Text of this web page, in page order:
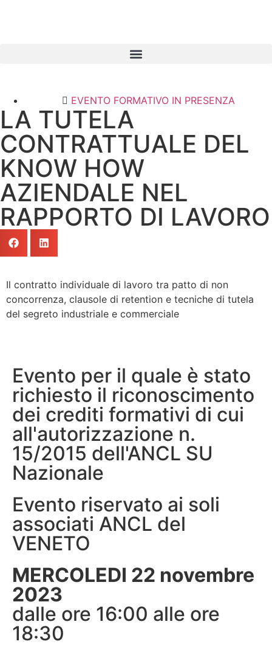
EVENTO FORMATIVO IN PRESENZA
LA TUTELA
CONTRATTUALE DEL
KNOW HOW
AZIENDALE NEL
RAPPORTO DI LAVORO
Il contratto individuale di lavoro tra patto di non
concorrenza, clausole di retention e tecniche di tutela
del segreto industriale e commerciale
Evento per il quale è stato
richiesto il riconoscimento
dei crediti formativi di cui
all'autorizzazione n.
15/2015 dell'ANCL SU
Nazionale
Evento riservato ai soli
associati ANCL del
VENETO
MERCOLEDI 22 novembre
2023
dalle ore 16:00 alle ore
18:30